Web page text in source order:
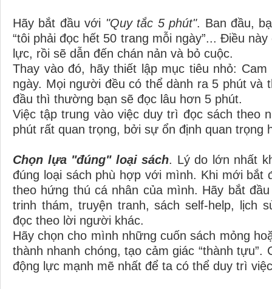
Hãy bắt đầu với "Quy tắc 5 phút". Ban đầu,
“tôi phải đọc hết 50 trang mỗi ngày”... Điều
lực, rồi sẽ dẫn đến chán nản và bỏ cuộc.
Thay vào đó, hãy thiết lập mục tiêu nhỏ:
ngày. Mọi người đều có thể dành ra 5 phút và
đầu thì thường bạn sẽ đọc lâu hơn 5 phút.
Việc tập trung vào việc duy trì đọc sách theo
phút rất quan trọng, bởi sự ổn định quan trọng
Chọn lựa "đúng" loại sách. Lý do lớn nhất
đúng loại sách phù hợp với mình. Khi mới bắt
theo hứng thú cá nhân của mình. Hãy bắt
trinh thám, truyện tranh, sách self-help, lịch
đọc theo lời người khác.
Hãy chọn cho mình những cuốn sách mỏng
thành nhanh chóng, tạo cảm giác “thành
động lực mạnh mẽ nhất để ta có thể duy trì